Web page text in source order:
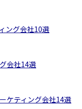
ング会社10選
会社14選
ケティング会社14選